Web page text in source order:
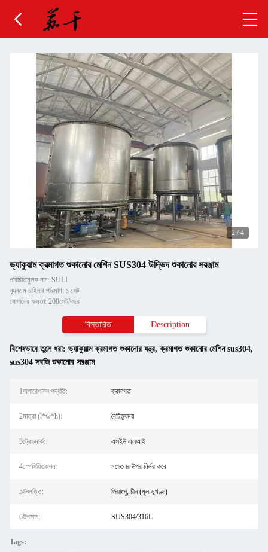
2 / 4
ভ্যাকুয়াম ক্রমাগত শুকানোর মেশিন SUS304 উদ্ভিদ শুকানোর সরঞ্জাম
পরিচিতিমুলক নাম: SULI
ন্যূনতম চাহিদার পরিমাণ: ১ সেট
যোগানের ক্ষমতা: 200সেট/বছর
বিস্তারিত Description
বিশেষভাবে তুলে ধরা:ভ্যাকুয়াম ক্রমাগত শুকানোর যন্ত্র,ক্রমাগত শুকানোর মেশিন sus304,
sus304 সবজি শুকানোর সরঞ্জাম
1অপারেশনাল পদ্ধতি: ক্রমাগত
2মাত্রা (l*w*h): বৈচিত্র্যময়
3ট্রেডমার্ক: এসইউ এলআই
4স্পেসিফিকেশন: মডেলের উপর নির্ভর করে
5উৎপত্তি: জিয়াংসু, চীন (মূল ভূখণ্ড)
6উপাদান: SUS304/316L
Tags: